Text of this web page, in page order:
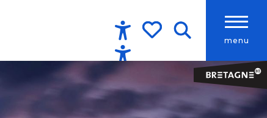
menu
Accessibilité